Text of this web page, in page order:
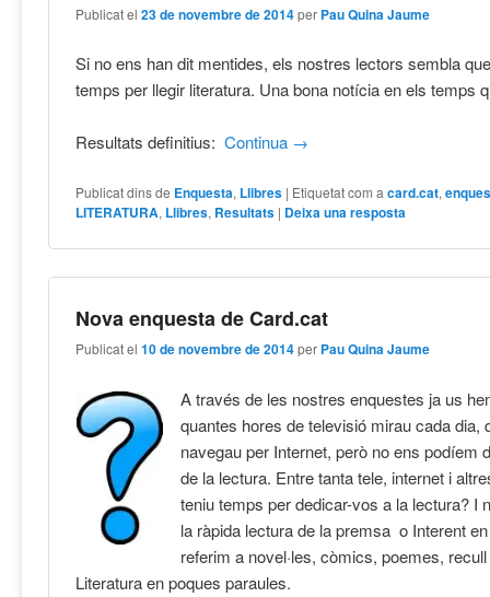
Publicat el23 de novembre de 2014 per Pau Quina Jaume
Si no ens han dit mentides, els nostres lectors sembla
temps per llegir literatura. Una bona notícia en els temps
Resultats definitius:Continua →
Publicat dins de Enquesta, Llibres | Etiquetat com a card.cat,
LITERATURA, Llibres, Resultats | Deixa una resposta
Nova enquesta de Card.cat
Publicat el10 de novembre de 2014 per Pau Quina Jaume
A través de les nostres enquestes ja us
quantes hores de televisió mirau cada dia,
navegau per Internet, però no ens podíem
de la lectura. Entre tanta tele, internet i
teniu temps per dedicar-vos a la lectura? I
la ràpida lectura de la premsa o Interent
referim a novel·les, còmics, poemes,
Literatura en poques paraules.